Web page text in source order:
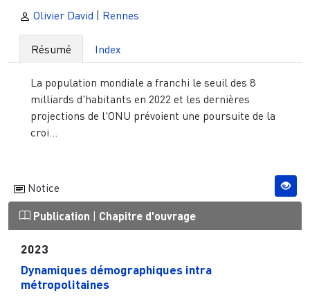
Olivier David | Rennes
Résumé Index
La population mondiale a franchi le seuil des 8
milliards d'habitants en 2022 et les dernières
projections de l'ONU prévoient une poursuite de la
croi...
Notice
Publication | Chapitre d'ouvrage
2023
Dynamiques démographiques intra
métropolitaines